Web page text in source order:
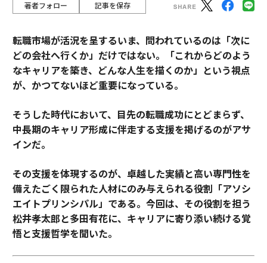
著者フォロー 記事を保存
転職市場が活況を呈するいま、問われているのは「次に
どの会社へ行くか」だけではない。「これからどのよう
なキャリアを築き、どんな人生を描くのか」という視点
が、かつてないほど重要になっている。
そうした時代において、目先の転職成功にとどまらず、
中長期のキャリア形成に伴走する支援を掲げるのがアサ
インだ。
その支援を体現するのが、卓越した実績と高い専門性を
備えたごく限られた人材にのみ与えられる役割「アソシ
エイトプリンシパル」である。今回は、その役割を担う
松井孝太郎と多田有花に、キャリアに寄り添い続ける覚
悟と支援哲学を聞いた。